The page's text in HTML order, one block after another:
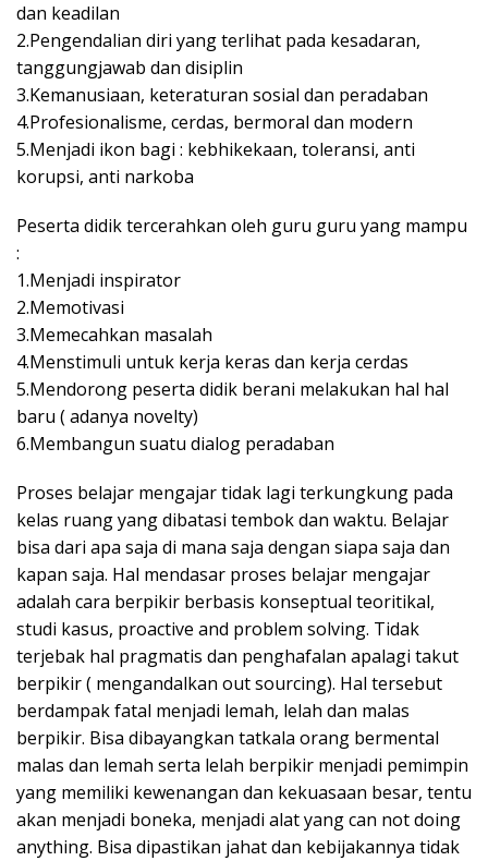
dan keadilan
2.Pengendalian diri yang terlihat pada kesadaran,
tanggungjawab dan disiplin
3.Kemanusiaan, keteraturan sosial dan peradaban
4.Profesionalisme, cerdas, bermoral dan modern
5.Menjadi ikon bagi : kebhikekaan, toleransi, anti
korupsi, anti narkoba
Peserta didik tercerahkan oleh guru guru yang mampu
:
1.Menjadi inspirator
2.Memotivasi
3.Memecahkan masalah
4.Menstimuli untuk kerja keras dan kerja cerdas
5.Mendorong peserta didik berani melakukan hal hal
baru ( adanya novelty)
6.Membangun suatu dialog peradaban
Proses belajar mengajar tidak lagi terkungkung pada
kelas ruang yang dibatasi tembok dan waktu. Belajar
bisa dari apa saja di mana saja dengan siapa saja dan
kapan saja. Hal mendasar proses belajar mengajar
adalah cara berpikir berbasis konseptual teoritikal,
studi kasus, proactive and problem solving. Tidak
terjebak hal pragmatis dan penghafalan apalagi takut
berpikir ( mengandalkan out sourcing). Hal tersebut
berdampak fatal menjadi lemah, lelah dan malas
berpikir. Bisa dibayangkan tatkala orang bermental
malas dan lemah serta lelah berpikir menjadi pemimpin
yang memiliki kewenangan dan kekuasaan besar, tentu
akan menjadi boneka, menjadi alat yang can not doing
anything. Bisa dipastikan jahat dan kebijakannya tidak